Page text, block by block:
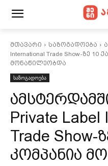
მთავარი საზოგადოება
International Trade Show-ზე
მონაწილეობდა
საზოგადოება
Private Label
Trade
კომპანია